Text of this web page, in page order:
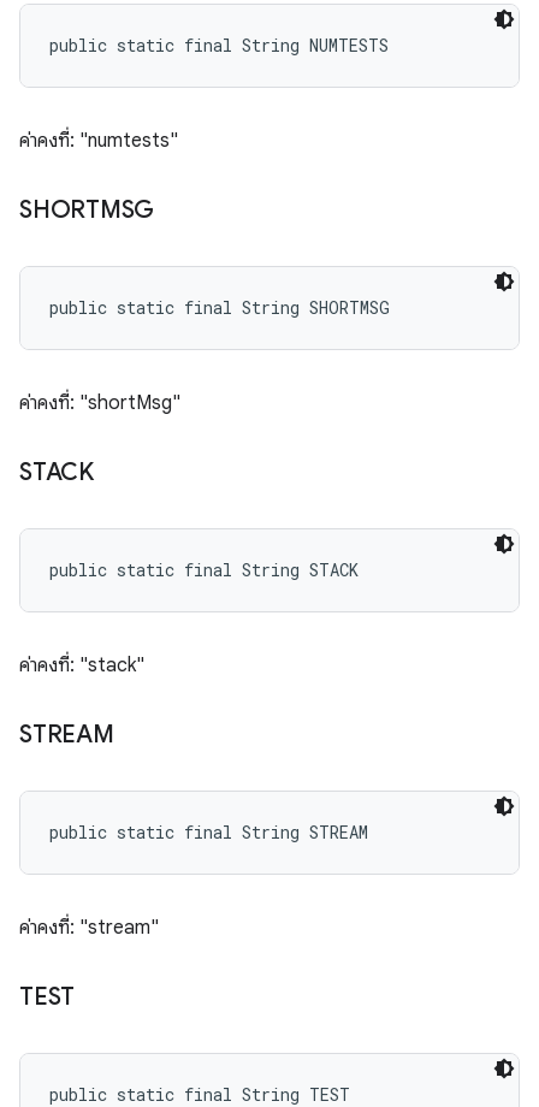
public static final String NUMTESTS
ค่าคงที่: "numtests"
SHORTMSG
public static final String SHORTMSG
ค่าคงที่: "shortMsg"
STACK
public static final String STACK
ค่าคงที่: "stack"
STREAM
public static final String STREAM
ค่าคงที่: "stream"
TEST
public static final String TEST